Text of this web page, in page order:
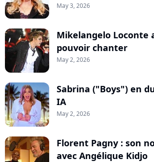
May 3, 2026
Mikelangelo Loconte
pouvoir chanter
May 2, 2026
Sabrina ("Boys") en
IA
May 2, 2026
Florent Pagny : son
avec Angélique Kidjo